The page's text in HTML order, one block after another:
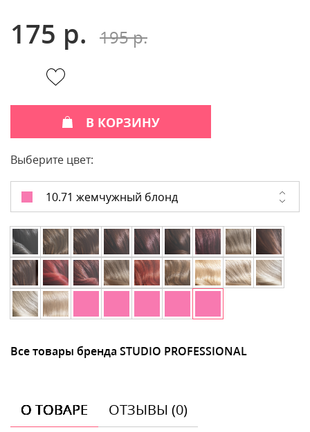
175 р. 195 р.
В КОРЗИНУ
Выберите цвет:
10.71 жемчужный блонд
Все товары бренда STUDIO PROFESSIONAL
О ТОВАРЕ ОТЗЫВЫ (0)